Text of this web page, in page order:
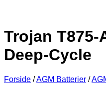
Trojan T875-
Deep-Cycle
Forside /AGM Batterier /